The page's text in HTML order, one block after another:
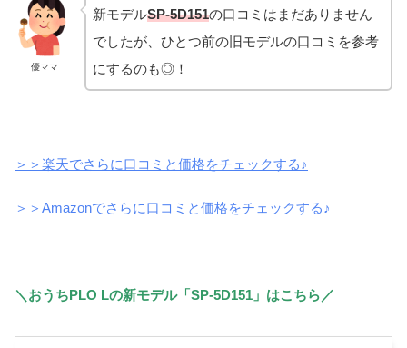
優ママ
新モデルSP-5D151の口コミはまだありません
でしたが、ひとつ前の旧モデルの口コミを参考
にするのも◎！
＞＞楽天でさらに口コミと価格をチェックする♪
＞＞Amazonでさらに口コミと価格をチェックする♪
＼おうちPLO Lの新モデル「SP-5D151」はこちら／